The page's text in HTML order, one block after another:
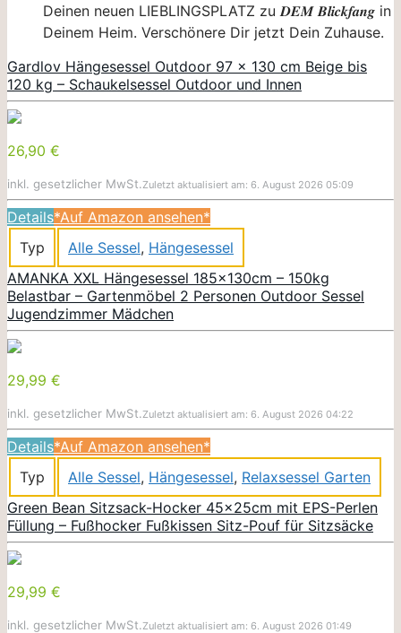
Deinen neuen LIEBLINGSPLATZ zu 𝑫𝑬𝑴 𝑩𝒍𝒊𝒄𝒌𝒇𝒂𝒏𝒈 in
Deinem Heim. Verschönere Dir jetzt Dein Zuhause.
Gardlov Hängesessel Outdoor 97 x 130 cm Beige bis
120 kg – Schaukelsessel Outdoor und Innen
26,90 €
inkl. gesetzlicher MwSt.Zuletzt aktualisiert am: 6. August 2026 05:09
Details*Auf Amazon ansehen*
Typ
Alle Sessel, Hängesessel
AMANKA XXL Hängesessel 185x130cm – 150kg
Belastbar – Gartenmöbel 2 Personen Outdoor Sessel
Jugendzimmer Mädchen
29,99 €
inkl. gesetzlicher MwSt.Zuletzt aktualisiert am: 6. August 2026 04:22
Details*Auf Amazon ansehen*
Typ
Alle Sessel, Hängesessel, Relaxsessel Garten
Green Bean Sitzsack-Hocker 45x25cm mit EPS-Perlen
Füllung – Fußhocker Fußkissen Sitz-Pouf für Sitzsäcke
29,99 €
inkl. gesetzlicher MwSt.Zuletzt aktualisiert am: 6. August 2026 01:49